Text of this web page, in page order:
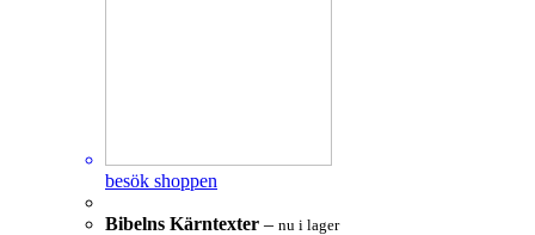
besök shoppen
Bibelns Kärntexter – nu i lager